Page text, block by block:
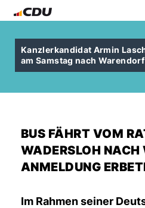
Kanzlerkandidat Armin
am Samstag nach Warendorf
BUS FÄHRT VOM
WADERSLOH NACH
ANMELDUNG
Im Rahmen seiner